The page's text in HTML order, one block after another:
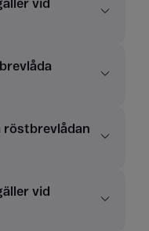
vid
röstbrevlådan
vid